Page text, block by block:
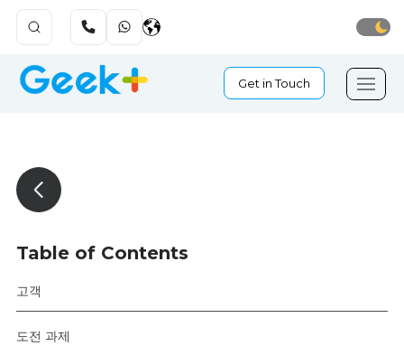
Get in Touch
Table of Contents
고객
도전 과제